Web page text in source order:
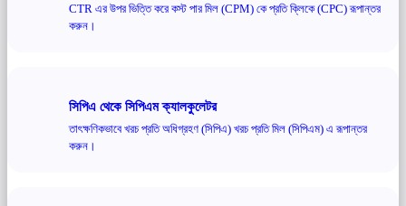
CTR এর উপর ভিত্তি করে কস্ট পার মিল (CPM) কে প্রতি ক্লিকে (CPC) রূপান্তর
করুন।
সিপিএ থেকে সিপিএম ক্যালকুলেটর
তাৎক্ষণিকভাবে খরচ প্রতি অধিগ্রহণ (সিপিএ) খরচ প্রতি মিল (সিপিএম) এ রূপান্তর
করুন।